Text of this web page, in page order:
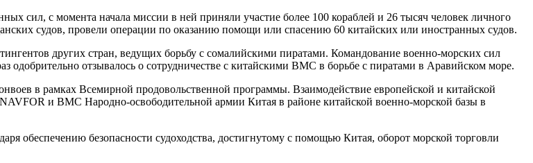
сил, с момента начала миссии в ней приняли участие более 100 кораблей и 26 тысяч человек личного
судов, провели операции по оказанию помощи или спасению 60 китайских или иностранных судов.
других стран, ведущих борьбу с сомалийскими пиратами. Командование военно-морских сил
одобрительно отзывалось о сотрудничестве с китайскими ВМС в борьбе с пиратами в Аравийском море.
в рамках Всемирной продовольственной программы. Взаимодействие европейской и китайской
и ВМС Народно-освободительной армии Китая в районе китайской военно-морской базы в
обеспечению безопасности судоходства, достигнутому с помощью Китая, оборот морской торговли